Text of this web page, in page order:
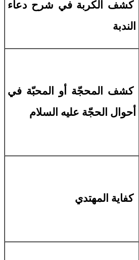
كشف الكربة في شرح دعاء
الندبة
كشف المحجّة أو المحبّة في
أحوال الحجّة عليه السلام
كفاية المهتدي